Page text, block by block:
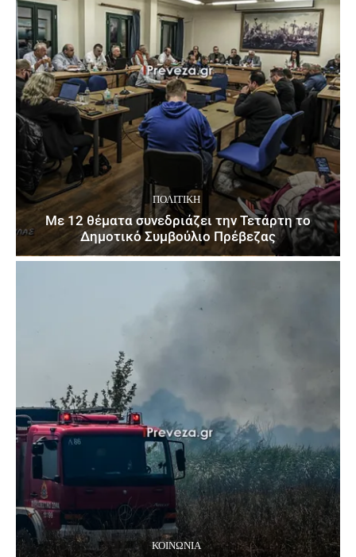
ΠΟΛΙΤΙΚΉ
Με 12 θέματα συνεδριάζει την Τετάρτη το
Δημοτικό Συμβούλιο Πρέβεζας
ΚΟΙΝΩΝΙΑ